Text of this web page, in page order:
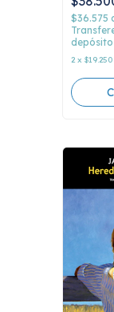
$36.575
2 x $19.250